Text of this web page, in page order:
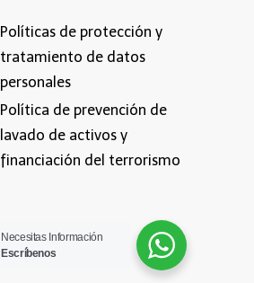
Políticas de protección y
tratamiento de datos
personales
Política de prevención de
lavado de activos y
financiación del terrorismo
Necesitas Información
Escríbenos